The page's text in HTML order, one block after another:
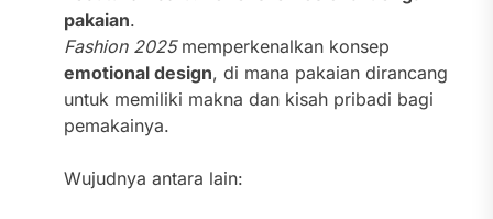
pakaian.
Fashion 2025memperkenalkan konsep
emotional design, di mana pakaian dirancang
untuk memiliki makna dan kisah pribadi bagi
pemakainya.
Wujudnya antara lain: